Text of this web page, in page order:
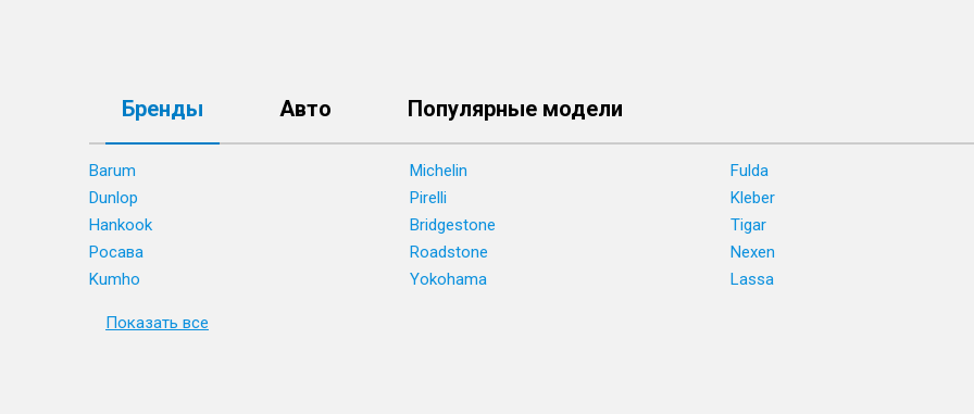
Бренды Авто Популярные модели
Barum Michelin
Fulda
Dunlop
Pirelli
Kleber
Hankook
Bridgestone
Tigar
Росава
Roadstone
Nexen
Kumho
Yokohama Lassa
Показать все